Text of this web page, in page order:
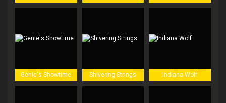
Genie's Showtime Shivering Strings Indiana Wolf